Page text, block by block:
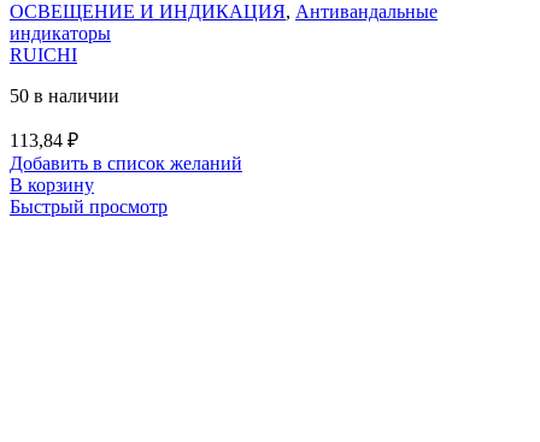
ОСВЕЩЕНИЕ И ИНДИКАЦИЯ, Антивандальные
индикаторы
RUICHI
50 в наличии
113,84 ₽
Добавить в список желаний
В корзину
Быстрый просмотр